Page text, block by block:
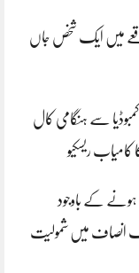
میں ایک شخص جاں
کمبوڈیا سے ہنگامی کال
کے باوجود
انصاف میں شمولیت